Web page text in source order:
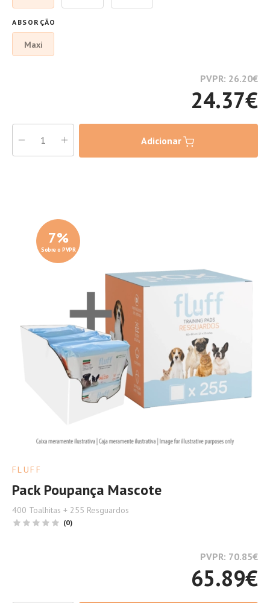
ABSORÇÃO
Maxi
PVPR: 26.20€
24.37€
Adicionar
7%
Sobre o PVPR
FLUFF
Pack Poupança Mascote
400 Toalhitas + 255 Resguardos
(0)
PVPR: 70.85€
65.89€